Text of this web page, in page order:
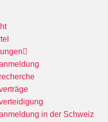
in der Schweiz